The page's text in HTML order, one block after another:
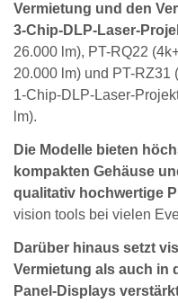
Vermietung und den
3-Chip-DLP-Laser-
26.000 lm), PT-RQ22
20.000 lm) und PT-RZ31
1-Chip-DLP-Laser-
lm).
Die Modelle bieten
kompakten Gehäuse
qualitativ hochwertige
vision tools bei vielen
Darüber hinaus setzt
Vermietung als auch in
Panel-Displays